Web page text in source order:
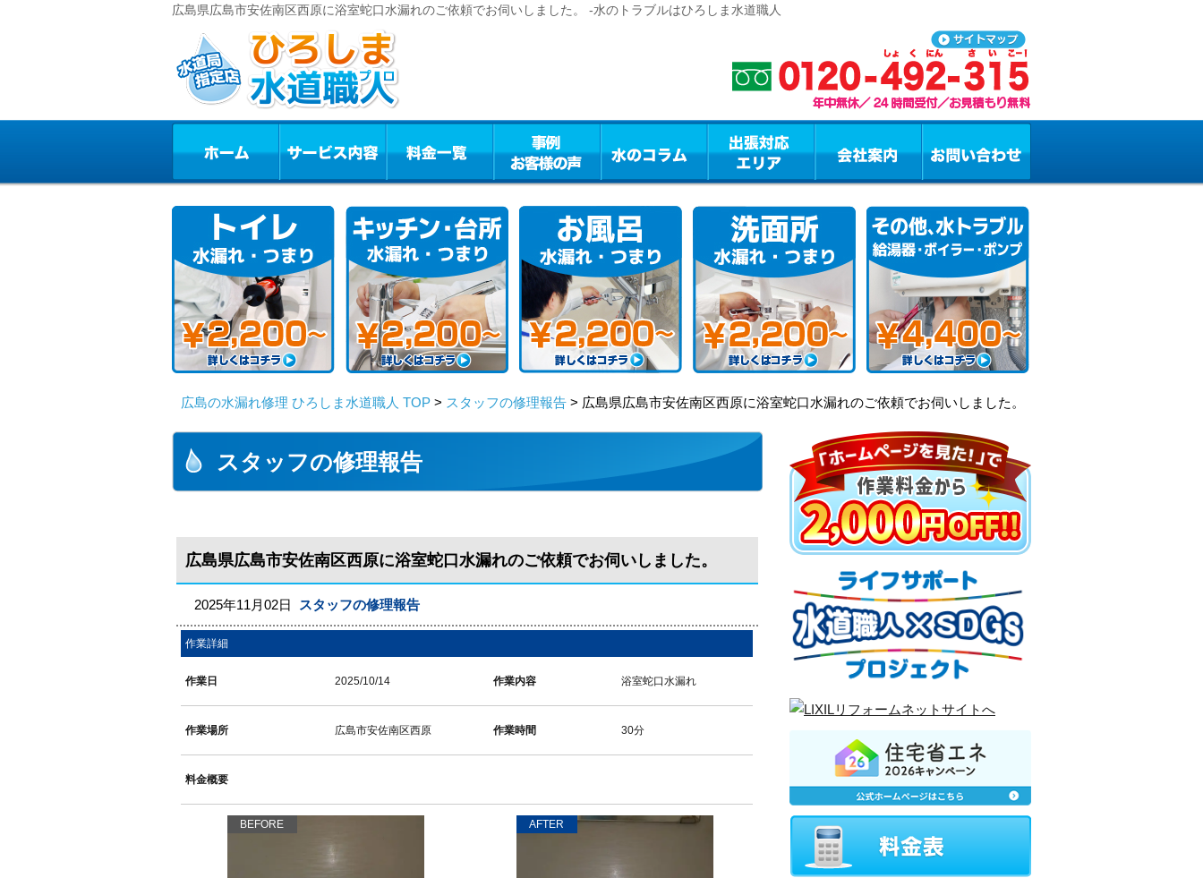
広島県広島市安佐南区西原に浴室蛇口水漏れのご依頼でお伺いしました。 -水のトラブルはひろしま水道職人
広島の水漏れ修理 ひろしま水道職人 TOP > スタッフの修理報告 > 広島県広島市安佐南区西原に浴室蛇口水漏れのご依頼でお伺いしました。
スタッフの修理報告
広島県広島市安佐南区西原に浴室蛇口水漏れのご依頼でお伺いしました。
2025年11月02日 スタッフの修理報告
作業詳細
作業日 2025/10/14 作業内容 浴室蛇口水漏れ
作業場所 広島市安佐南区西原 作業時間 30分
料金概要
BEFORE AFTER